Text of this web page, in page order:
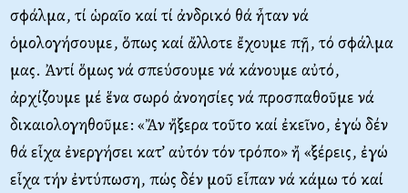
σφάλμα, τί ὡραῖο καί τί ἀνδρικό θά ἦταν νά
ὁμολογήσουμε, ὅπως καί ἄλλοτε ἔχουμε πῇ, τό σφάλμα
μας. Ἀντί ὅμως νά σπεύσουμε νά κάνουμε αὐτό,
ἀρχίζουμε μέ ἕνα σωρό ἀνοησίες νά προσπαθοῦμε νά
δικαιολογηθοῦμε: «Ἄν ἤξερα τοῦτο καί ἐκεῖνο, ἐγώ δέν
θά εἶχα ἐνεργήσει κατ’ αὐτόν τόν τρόπο» ἤ «ξέρεις, ἐγώ
εἶχα τήν ἐντύπωση, πώς δέν μοῦ εἶπαν νά κάμω τό καί